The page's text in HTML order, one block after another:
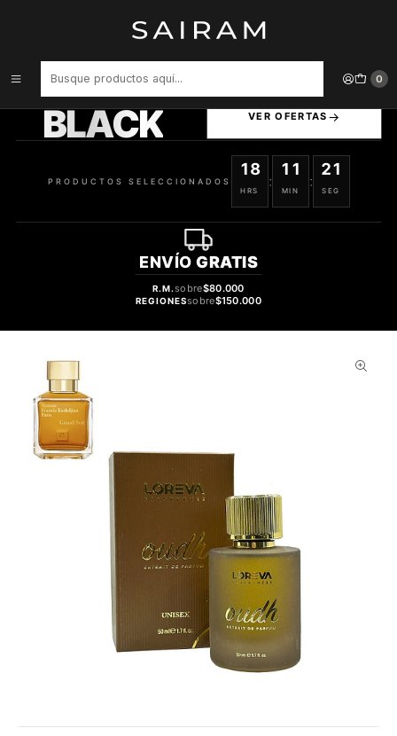
0
Perfume Loreva Amber Oudh Clon Grand Soir Maison Francis
Kurkdjian Unisex Extrait De Parfum 50 ml
BLACK VER OFERTAS
PRODUCTOS SELECCIONADOS
18
HRS
:
11
MIN
:
20
SEG
ENVÍO GRATIS
R.M.sobre$80.000
REGIONESsobre$150.000